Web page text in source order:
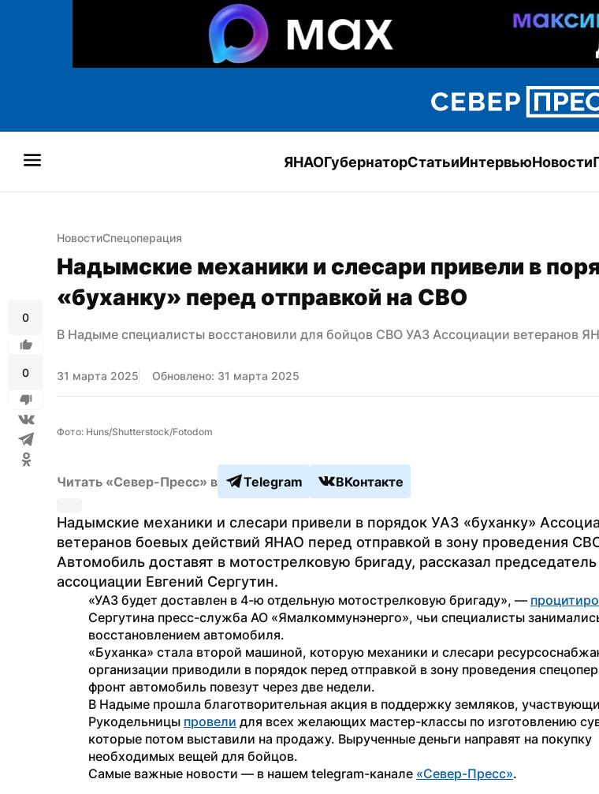
ЯНАОГубернаторСтатьиИнтервьюНовости
0
0
НовостиСпецоперация
Надымские механики и слесари привели в
«буханку» перед отправкой на СВО
В Надыме специалисты восстановили для бойцов СВО УАЗ Ассоциации ветеранов
31 марта 2025 Обновлено: 31 марта 2025
Фото: Huns/Shutterstock/Fotodom
Читать «Север-Пресс» в Telegram ВКонтакте
Надымские механики и слесари привели в порядок УАЗ «буханку»
ветеранов боевых действий ЯНАО перед отправкой в зону проведения
Автомобиль доставят в мотострелковую бригаду, рассказал председатель
ассоциации Евгений Сергутин.
«УАЗ будет доставлен в 4-ю отдельную мотострелковую бригаду», —
Сергутина пресс-служба АО «Ямалкоммунэнерго», чьи специалисты
восстановлением автомобиля.
«Буханка» стала второй машиной, которую механики и слесари
организации приводили в порядок перед отправкой в зону проведения
фронт автомобиль повезут через две недели.
В Надыме прошла благотворительная акция в поддержку земляков,
Рукодельницы провели для всех желающих мастер-классы по изготовлению
которые потом выставили на продажу. Вырученные деньги направят на покупку
необходимых вещей для бойцов.
Самые важные новости — в нашем telegram-канале «Север-Пресс».